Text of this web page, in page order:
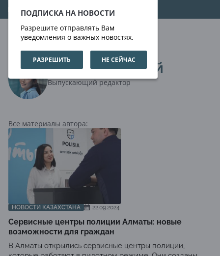
ПОДПИСКА НА НОВОСТИ
Разрешите отправлять Вам
уведомления о важных новостях.
РАЗРЕШИТЬ НЕ СЕЙЧАС
07.08.2026 08:59:29
Гүлдана Елубай
Выпускающий редактор
Все материалы автора:
НОВОСТИ КАЗАХСТАНА 22.09.2024
Сервисные центры полиции Алматы: новые
возможности для граждан
В Алматы открылись сервисные центры полиции,